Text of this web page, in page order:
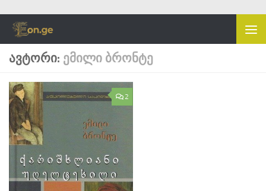
Skip to content
ᲐᲕᲢᲝᲠᲘ: ᲔᲛᲘᲚᲘ ᲑᲠᲝᲜᲢᲔ
2